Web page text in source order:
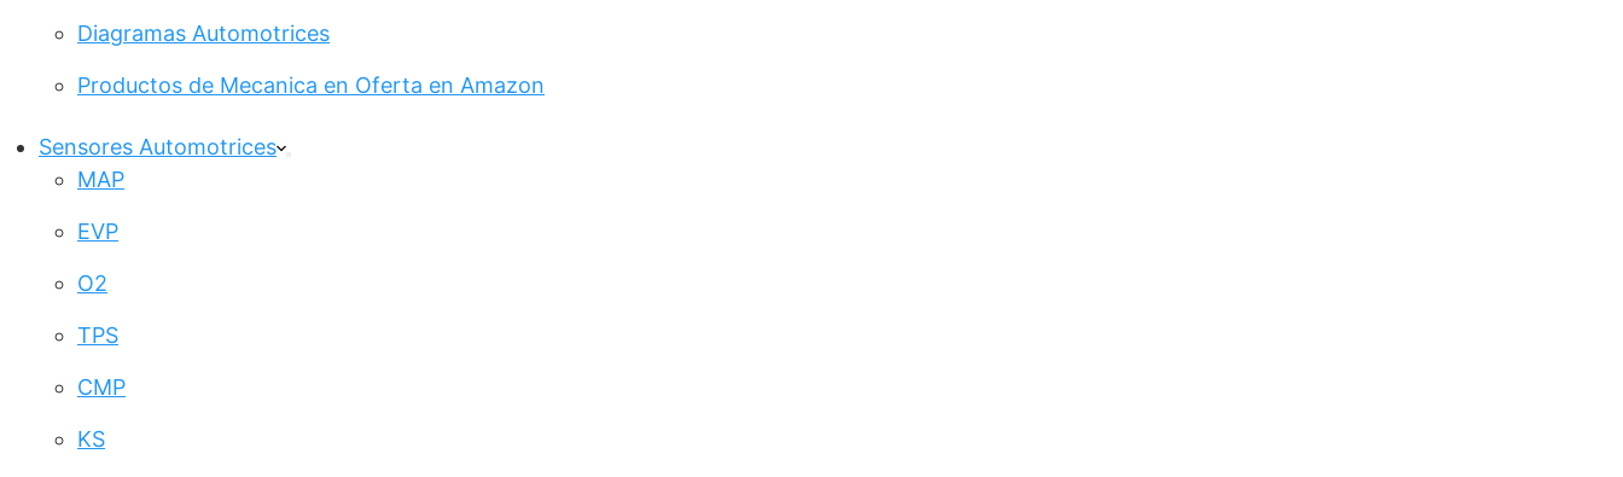
Diagramas Automotrices
Productos de Mecanica en Oferta en Amazon
Sensores Automotrices
MAP
EVP
O2
TPS
CMP
KS